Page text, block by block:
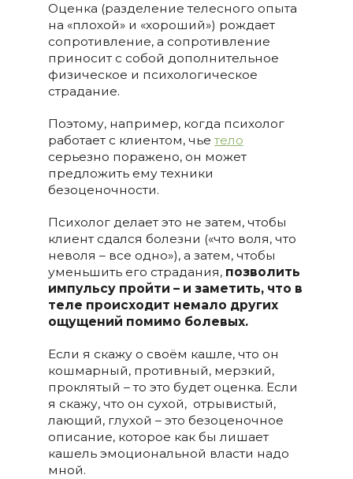
Оценка (разделение телесного опыта
на «плохой» и «хороший») рождает
сопротивление, а сопротивление
приносит с собой дополнительное
физическое и психологическое
страдание.
Поэтому, например, когда психолог
работает с клиентом, чьетело
серьезно поражено, он может
предложить ему техники
безоценочности.
Психолог делает это не затем, чтобы
клиент сдался болезни («что воля, что
неволя – все одно»), а затем, чтобы
уменьшить его страдания, позволить
импульсу пройти – и заметить, что в
теле происходит немало других
ощущений помимо болевых.
Если я скажу о своём кашле, что он
кошмарный, противный, мерзкий,
проклятый – то это будет оценка. Если
я скажу, что он сухой, отрывистый,
лающий, глухой – это безоценочное
описание, которое как бы лишает
кашель эмоциональной власти надо
мной.